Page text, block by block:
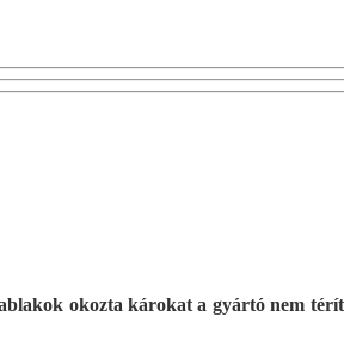
okozta károkat a gyártó nem